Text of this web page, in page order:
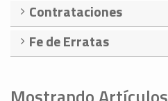
Contrataciones
Fe de Erratas